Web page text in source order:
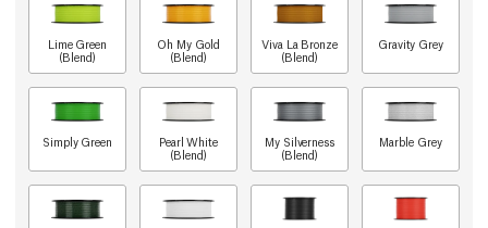
Lime Green
(Blend)
Oh My Gold
(Blend)
Viva La Bronze
(Blend)
Gravity Grey
Simply Green
Pearl White
(Blend)
My Silverness
(Blend)
Marble Grey